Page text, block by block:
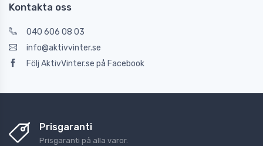
Kontakta oss
040 606 08 03
info@aktivvinter.se
Följ AktivVinter.se på Facebook
Prisgaranti
Prisgaranti på alla varor.